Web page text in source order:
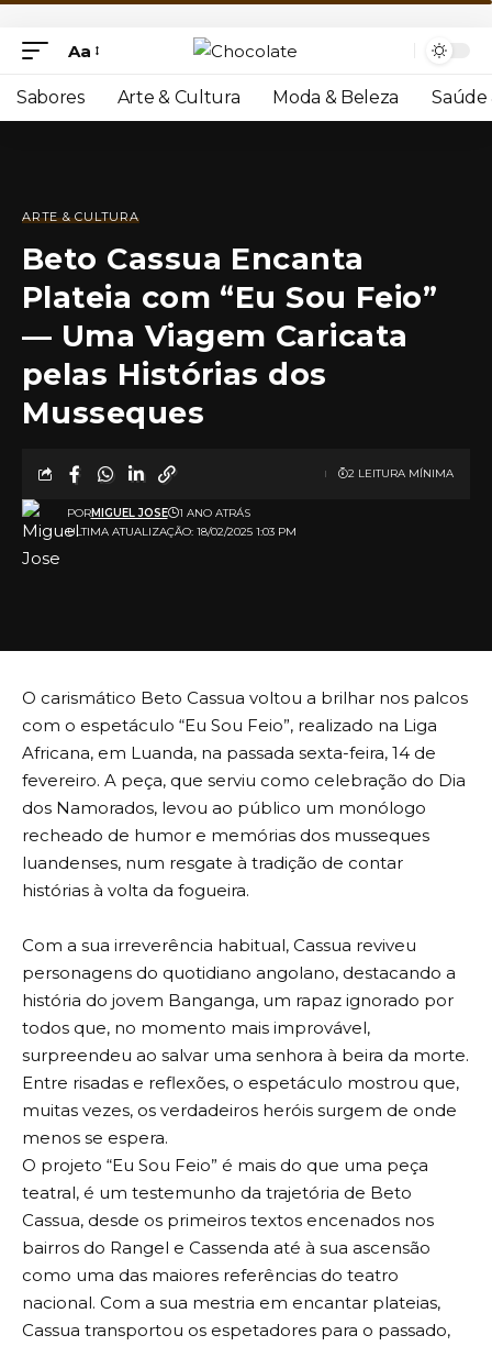
Aa
Sabores Arte & Cultura Moda & Beleza Saúde
ARTE & CULTURA
Beto Cassua Encanta
Plateia com “Eu Sou Feio”
— Uma Viagem Caricata
pelas Histórias dos
Musseques
ULTIMA ATUALIZAÇÃO: 18/02/2025 1:03 PM
PORMIGUEL JOSE 1 ANO ATRÁS
2 LEITURA MÍNIMA
O carismático Beto Cassua voltou a brilhar nos palcos
com o espetáculo “Eu Sou Feio”, realizado na Liga
Africana, em Luanda, na passada sexta-feira, 14 de
fevereiro. A peça, que serviu como celebração do Dia
dos Namorados, levou ao público um monólogo
recheado de humor e memórias dos musseques
luandenses, num resgate à tradição de contar
histórias à volta da fogueira.
Com a sua irreverência habitual, Cassua reviveu
personagens do quotidiano angolano, destacando a
história do jovem Banganga, um rapaz ignorado por
todos que, no momento mais improvável,
surpreendeu ao salvar uma senhora à beira da morte.
Entre risadas e reflexões, o espetáculo mostrou que,
muitas vezes, os verdadeiros heróis surgem de onde
menos se espera.
O projeto “Eu Sou Feio” é mais do que uma peça
teatral, é um testemunho da trajetória de Beto
Cassua, desde os primeiros textos encenados nos
bairros do Rangel e Cassenda até à sua ascensão
como uma das maiores referências do teatro
nacional. Com a sua mestria em encantar plateias,
Cassua transportou os espetadores para o passado,